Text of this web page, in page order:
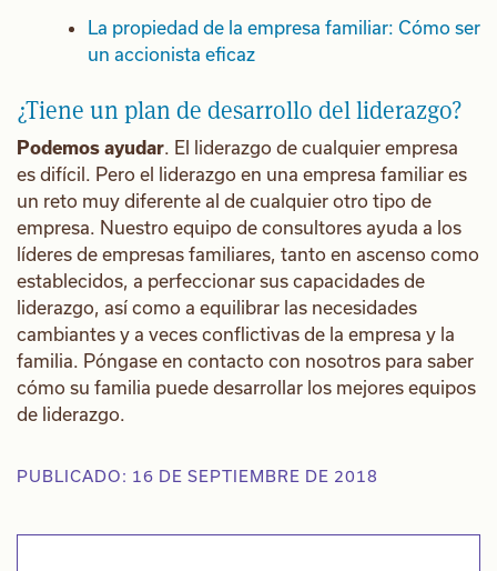
La propiedad de la empresa familiar: Cómo ser
un accionista eficaz
¿Tiene un plan de desarrollo del liderazgo?
Podemos ayudar . El liderazgo de cualquier empresa
es difícil. Pero el liderazgo en una empresa familiar es
un reto muy diferente al de cualquier otro tipo de
empresa. Nuestro equipo de consultores ayuda a los
líderes de empresas familiares, tanto en ascenso como
establecidos, a perfeccionar sus capacidades de
liderazgo, así como a equilibrar las necesidades
cambiantes y a veces conflictivas de la empresa y la
familia. Póngase en contacto con nosotros para saber
cómo su familia puede desarrollar los mejores equipos
de liderazgo.
PUBLICADO: 16 DE SEPTIEMBRE DE 2018